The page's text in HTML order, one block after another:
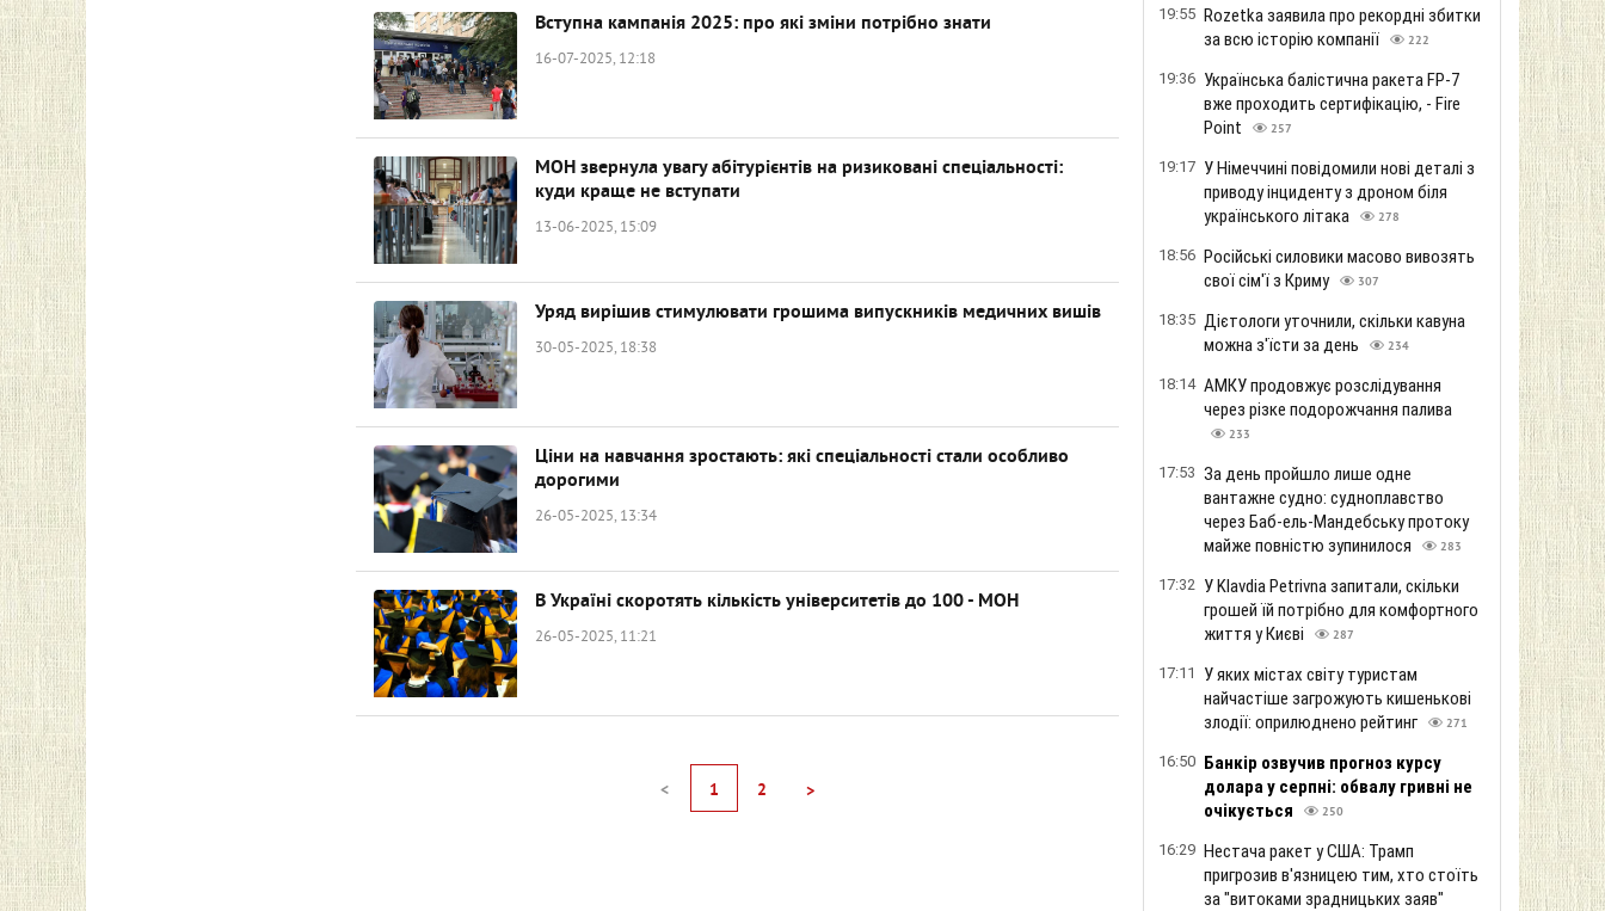
Вступна кампанія 2025: про які зміни потрібно знати
16-07-2025, 12:18
МОН звернула увагу абітурієнтів на ризиковані спеціальності:
куди краще не вступати
13-06-2025, 15:09
Уряд вирішив стимулювати грошима випускників медичних вишів
30-05-2025, 18:38
Ціни на навчання зростають: які спеціальності стали особливо
дорогими
26-05-2025, 13:34
В Україні скоротять кількість університетів до 100 - МОН
26-05-2025, 11:21
< 1 2 >
19:55 Rozetka заявила про рекордні збитки
за всю історію компанії
222
19:36 Українська балістична ракета FP-7
вже проходить сертифікацію, - Fire
Point
257
19:17 У Німеччині повідомили нові деталі з
приводу інциденту з дроном біля
українського літака
278
18:56 Російські силовики масово вивозять
свої сім'ї з Криму
307
18:35 Дієтологи уточнили, скільки кавуна
можна з'їсти за день
234
18:14 АМКУ продовжує розслідування
через різке подорожчання палива
233
17:53 За день пройшло лише одне
вантажне судно: судноплавство
через Баб-ель-Мандебську протоку
майже повністю зупинилося
283
17:32 У Klavdia Petrivna запитали, скільки
грошей їй потрібно для комфортного
життя у Києві
287
17:11
У яких містах світу туристам
найчастіше загрожують кишенькові
злодії: оприлюднено рейтинг
271
16:50 Банкір озвучив прогноз курсу
долара у серпні: обвалу гривні не
очікується
250
16:29 Нестача ракет у США: Трамп
пригрозив в'язницею тим, хто стоїть
за "витоками зрадницьких заяв"